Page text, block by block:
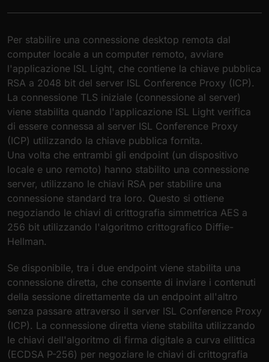
Per stabilire una connessione desktop remota dal
computer locale a un computer remoto, avviare
l'applicazione ISL Light, che contiene la chiave pubblica
RSA a 2048 bit del server ISL Conference Proxy (ICP).
La connessione TLS iniziale (connessione al server)
viene stabilita quando l'applicazione ISL Light verifica
di essere connessa al server ISL Conference Proxy
(ICP) utilizzando la chiave pubblica fornita.
Una volta che entrambi gli endpoint (un dispositivo
locale e uno remoto) hanno stabilito una connessione
server, utilizzano le chiavi RSA per stabilire una
connessione standard tra loro. Questo si ottiene
negoziando le chiavi di crittografia simmetrica AES a
256 bit utilizzando l'algoritmo crittografico Diffie-
Hellman.
Se disponibile, tra i due endpoint viene stabilita una
connessione diretta, che consente di inviare i contenuti
della sessione direttamente da un endpoint all'altro
senza passare attraverso il server ISL Conference Proxy
(ICP). La connessione diretta viene stabilita utilizzando
le chiavi dell'algoritmo di firma digitale a curva ellittica
(ECDSA P-256) per negoziare le chiavi di crittografia